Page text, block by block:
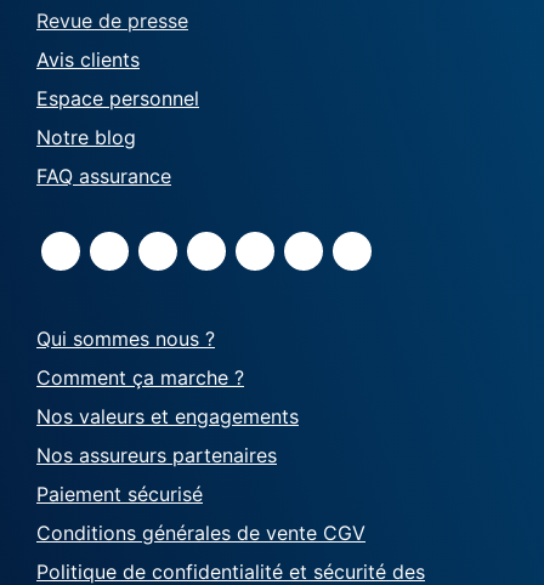
Revue de presse
Avis clients
Espace personnel
Notre blog
FAQ assurance
Qui sommes nous ?
Comment ça marche ?
Nos valeurs et engagements
Nos assureurs partenaires
Paiement sécurisé
Conditions générales de vente CGV
Politique de confidentialité et sécurité des